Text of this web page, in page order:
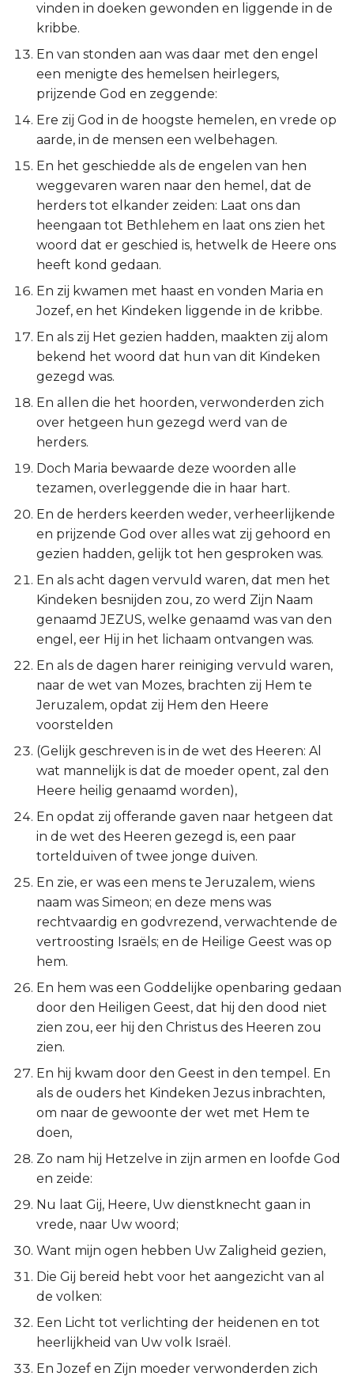
Prediker
Hooglied
Jesaja
Jeremía
Ezechiël
Daniël
Hoséa
Joël
Amos
Obadja
Jona
Micha
Nahum
Zefánja
Haggaï
Zacharía
Maleáchi
vinden in doeken gewonden en liggende in de
kribbe.
En van stonden aan was daar met den engel
een menigte des hemelsen heirlegers,
prijzende God en zeggende:
Ere zij God in de hoogste hemelen, en vrede op
aarde, in de mensen een welbehagen.
En het geschiedde als de engelen van hen
weggevaren waren naar den hemel, dat de
herders tot elkander zeiden: Laat ons dan
heengaan tot Bethlehem en laat ons zien het
woord dat er geschied is, hetwelk de Heere ons
heeft kond gedaan.
En zij kwamen met haast en vonden Maria en
Jozef, en het Kindeken liggende in de kribbe.
En als zij Het gezien hadden, maakten zij alom
bekend het woord dat hun van dit Kindeken
gezegd was.
En allen die het hoorden, verwonderden zich
over hetgeen hun gezegd werd van de
herders.
Doch Maria bewaarde deze woorden alle
tezamen, overleggende die in haar hart.
En de herders keerden weder, verheerlijkende
en prijzende God over alles wat zij gehoord en
gezien hadden, gelijk tot hen gesproken was.
En als acht dagen vervuld waren, dat men het
Kindeken besnijden zou, zo werd Zijn Naam
genaamd JEZUS, welke genaamd was van den
engel, eer Hij in het lichaam ontvangen was.
En als de dagen harer reiniging vervuld waren,
naar de wet van Mozes, brachten zij Hem te
Jeruzalem, opdat zij Hem den Heere
voorstelden
(Gelijk geschreven is in de wet des Heeren: Al
wat mannelijk is dat de moeder opent, zal den
Heere heilig genaamd worden),
En opdat zij offerande gaven naar hetgeen dat
in de wet des Heeren gezegd is, een paar
tortelduiven of twee jonge duiven.
En zie, er was een mens te Jeruzalem, wiens
naam was Simeon; en deze mens was
rechtvaardig en godvrezend, verwachtende de
vertroosting Israëls; en de Heilige Geest was op
hem.
En hem was een Goddelijke openbaring gedaan
door den Heiligen Geest, dat hij den dood niet
zien zou, eer hij den Christus des Heeren zou
zien.
En hij kwam door den Geest in den tempel. En
als de ouders het Kindeken Jezus inbrachten,
om naar de gewoonte der wet met Hem te
doen,
Zo nam hij Hetzelve in zijn armen en loofde God
en zeide:
Nu laat Gij, Heere, Uw dienstknecht gaan in
vrede, naar Uw woord;
Want mijn ogen hebben Uw Zaligheid gezien,
Die Gij bereid hebt voor het aangezicht van al
de volken:
Een Licht tot verlichting der heidenen en tot
heerlijkheid van Uw volk Israël.
En Jozef en Zijn moeder verwonderden zich